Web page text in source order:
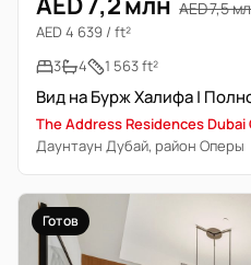
AED 7,5
AED 4 639 / ft²
3
4 1 563 ft²
The Address Residences Dubai
Даунтаун Дубай, район Оперы
Готов